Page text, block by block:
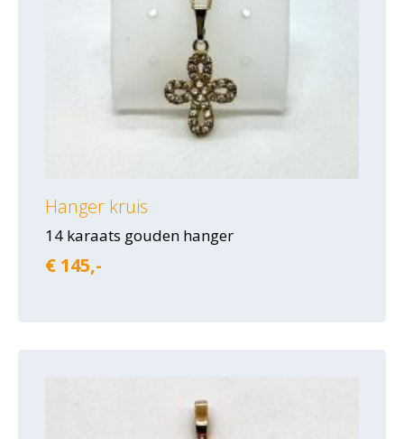
Hanger kruis
14 karaats gouden hanger
€ 145,-